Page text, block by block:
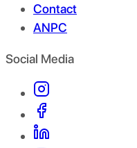
Contact
ANPC
Social Media